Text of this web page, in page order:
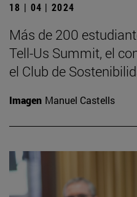
18 | 04 | 2024
Más de 200
Tell-Us Summit, el
el Club de
Imagen Manuel Castells